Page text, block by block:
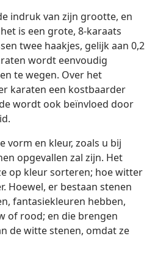
indruk van zijn grootte, en
is een grote, 8-karaats
twee haakjes, gelijk aan 0,2
wordt eenvoudig
te wegen. Over het
karaten een kostbaarder
wordt ook beïnvloed door
vorm en kleur, zoals u bij
opgevallen zal zijn. Het
op kleur sorteren; hoe witter
Hoewel, er bestaan stenen
fantasiekleuren hebben,
of rood; en die brengen
de witte stenen, omdat ze